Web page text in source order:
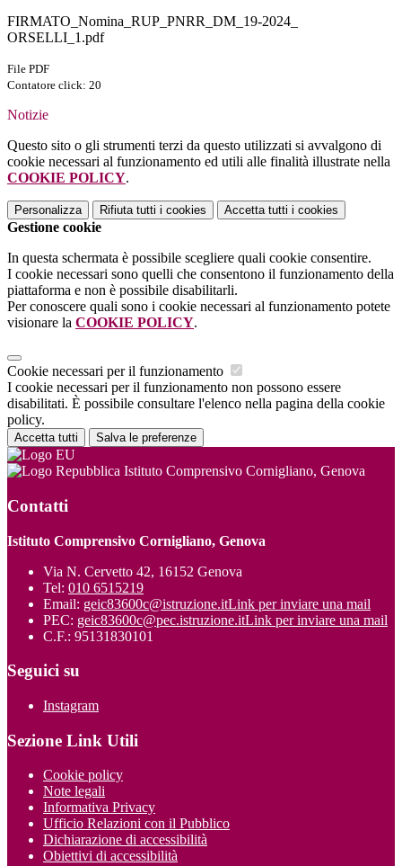
FIRMATO_Nomina_RUP_PNRR_DM_19-2024_
ORSELLI_1.pdf
File PDF
Contatore click: 20
Notizie
Questo sito o gli strumenti terzi da questo utilizzati si avvalgono di
cookie necessari al funzionamento ed utili alle finalità illustrate nella
COOKIE POLICY.
Personalizza Rifiuta tutti i cookies Accetta tutti i cookies
Gestione cookie
In questa schermata è possibile scegliere quali cookie consentire.
I cookie necessari sono quelli che consentono il funzionamento della
piattaforma e non è possibile disabilitarli.
Per conoscere quali sono i cookie necessari al funzionamento potete
visionare la COOKIE POLICY.
Cookie necessari per il funzionamento
I cookie necessari per il funzionamento non possono essere
disabilitati. È possibile consultare l'elenco nella pagina della cookie
policy.
Accetta tutti Salva le preferenze
Istituto Comprensivo Cornigliano, Genova
Contatti
Istituto Comprensivo Cornigliano, Genova
Via N. Cervetto 42, 16152 Genova
Tel: 010 6515219
Email: geic83600c@istruzione.itLink per inviare una mail
PEC: geic83600c@pec.istruzione.itLink per inviare una mail
C.F.: 95131830101
Seguici su
Instagram
Sezione Link Utili
Cookie policy
Note legali
Informativa Privacy
Ufficio Relazioni con il Pubblico
Dichiarazione di accessibilità
Obiettivi di accessibilità